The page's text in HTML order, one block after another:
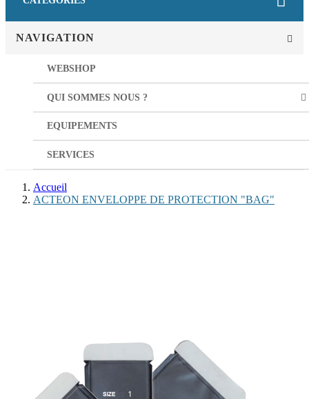
NAVIGATION
WEBSHOP
QUI SOMMES NOUS ?
EQUIPEMENTS
SERVICES
Accueil
ACTEON ENVELOPPE DE PROTECTION "BAG"